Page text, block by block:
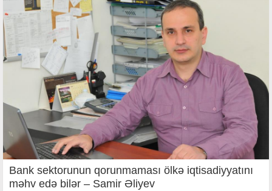
Bank sektorunun qorunmaması ölkə iqtisadiyyatını
məhv edə bilər – Samir Əliyev